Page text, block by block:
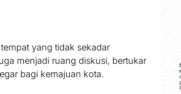
yang tidak sekadar
menjadi ruang diskusi, bertukar
bagi kemajuan kota.